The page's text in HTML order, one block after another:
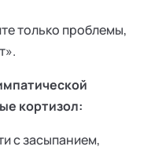
только проблемы,
кортизол:
с засыпанием,